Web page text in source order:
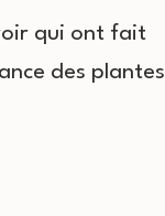
qui ont fait
des plantes